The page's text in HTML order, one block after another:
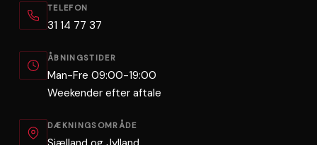
TELEFON
31 14 77 37
ÅBNINGSTIDER
Man-Fre 09:00-19:00
Weekender efter aftale
DÆKNINGSOMRÅDE